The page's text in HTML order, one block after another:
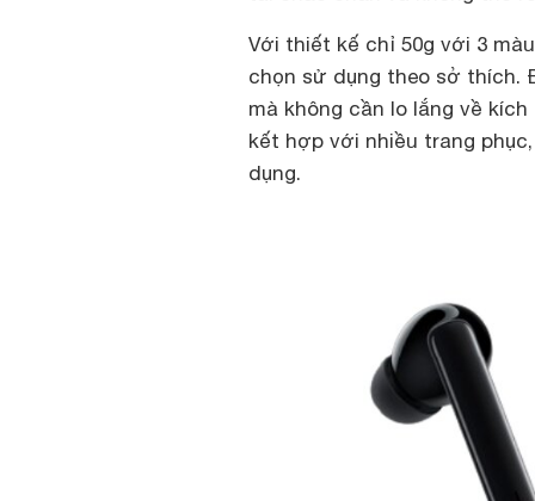
Với thiết kế chỉ 50g với 3
chọn sử dụng theo sở thích.
mà không cần lo lắng về
kết hợp với nhiều trang
dụng.